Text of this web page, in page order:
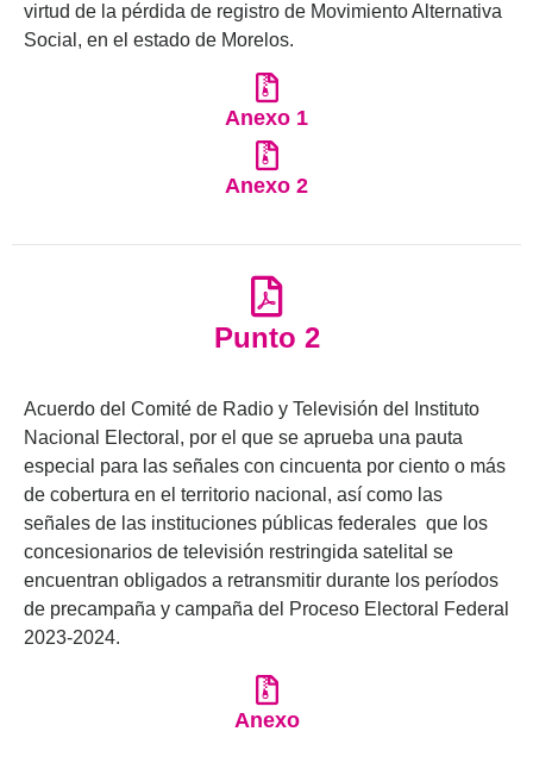
virtud de la pérdida de registro de Movimiento Alternativa
Social, en el estado de Morelos.
Anexo 1
Anexo 2
Punto 2
Acuerdo del Comité de Radio y Televisión del Instituto
Nacional Electoral, por el que se aprueba una pauta
especial para las señales con cincuenta por ciento o más
de cobertura en el territorio nacional, así como las
señales de las instituciones públicas federales que los
concesionarios de televisión restringida satelital se
encuentran obligados a retransmitir durante los períodos
de precampaña y campaña del Proceso Electoral Federal
2023-2024.
Anexo